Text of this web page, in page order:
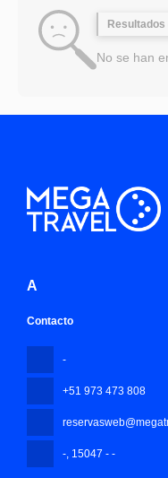
Resultados
No se han
A
Contacto
-
+51 973 473 808
-, 15047 - -